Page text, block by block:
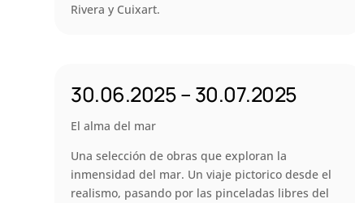
Rivera y Cuixart.
30.06.2025 – 30.07.2025
El alma del mar
Una selección de obras que exploran la
inmensidad del mar. Un viaje pictorico desde el
realismo, pasando por las pinceladas libres del